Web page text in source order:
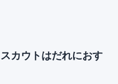
カウトはだれにおす